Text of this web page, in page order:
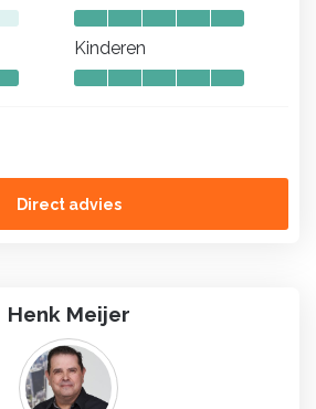
Kinderen
Direct advies
Henk Meijer